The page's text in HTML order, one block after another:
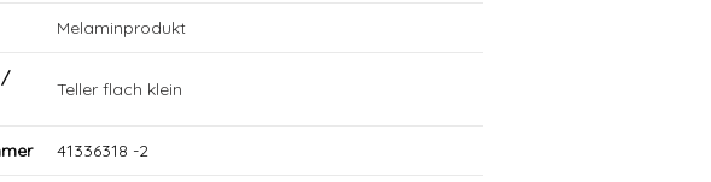
Melaminprodukt
/
Teller flach klein
41336318 -2